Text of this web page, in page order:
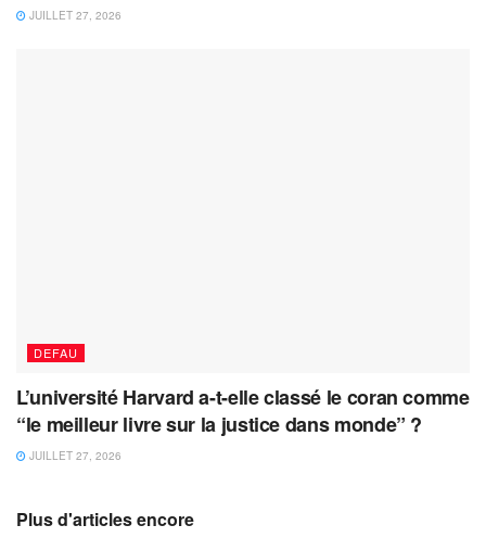
JUILLET 27, 2026
DEFAU
L’université Harvard a-t-elle classé le coran comme
“le meilleur livre sur la justice dans monde” ?
JUILLET 27, 2026
Plus d'articles encore